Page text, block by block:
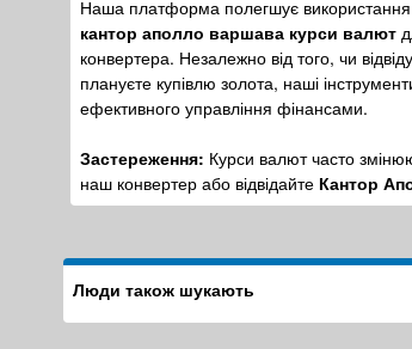
Наша платформа полегшує використання
кантор аполло варшава курси валют
конвертера. Незалежно від того, чи
плануєте купівлю золота, наші
ефективного управління фінансами.
Застереження: Курси валют часто
наш конвертер або відвідайте Кантор
Люди також шукають